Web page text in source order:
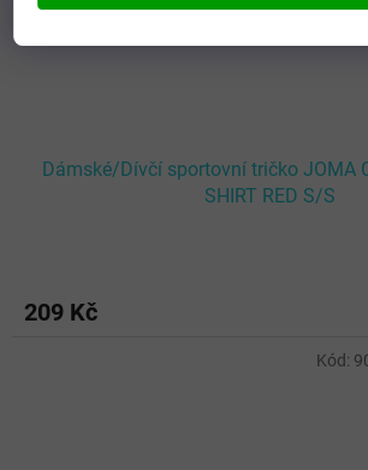
Dámské/Dívčí sportovní tričko JOMA
SHIRT RED S/S
209 Kč
Kód: